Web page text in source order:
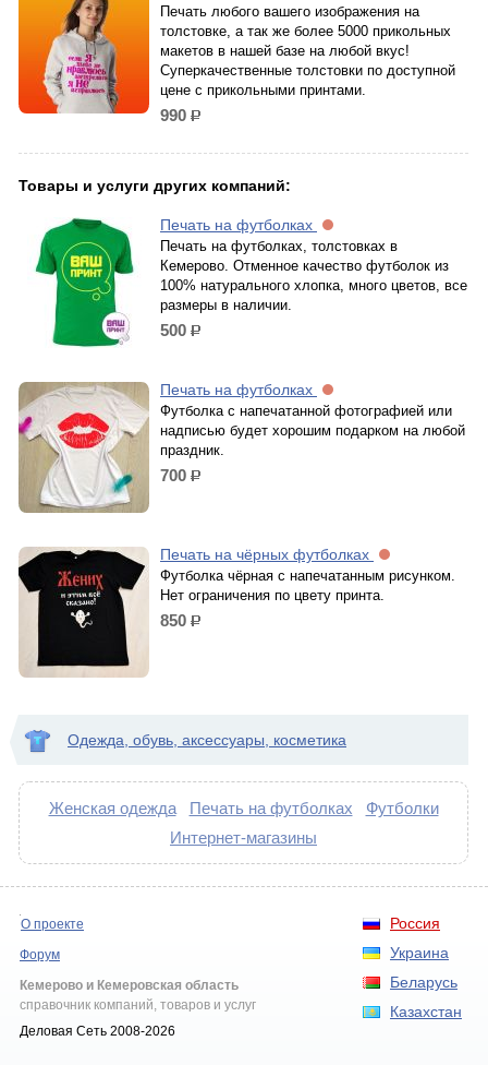
Печать любого вашего изображения на
толстовке, а так же более 5000 прикольных
макетов в нашей базе на любой вкус!
Суперкачественные толстовки по доступной
цене с прикольными принтами.
990 р.
Товары и услуги других компаний:
Печать на футболках
Печать на футболках, толстовках в
Кемерово. Отменное качество футболок из
100% натурального хлопка, много цветов, все
размеры в наличии.
500 р.
Печать на футболках
Футболка с напечатанной фотографией или
надписью будет хорошим подарком на любой
праздник.
700 р.
Печать на чёрных футболках
Футболка чёрная с напечатанным рисунком.
Нет ограничения по цвету принта.
850 р.
Одежда, обувь, аксессуары, косметика
Женская одежда Печать на футболках
Футболки
Интернет-магазины
Россия
Украина
Беларусь
Казахстан
О проекте
Форум
Кемерово и Кемеровская область
справочник компаний, товаров и услуг
Деловая Сеть 2008-2026